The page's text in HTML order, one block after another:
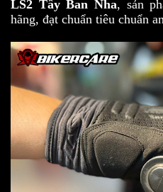
LS2 Tây Ban Nha, sản
hãng, đạt chuẩn tiêu chuẩn